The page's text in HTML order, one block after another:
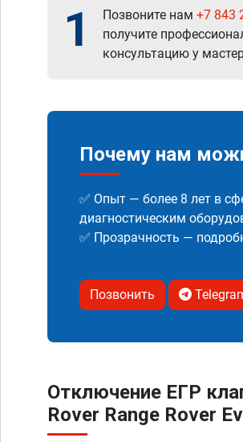
1 Позвоните нам +7 843
получите
консультацию у
Почему нам
✅ Опыт — более 8 лет в
диагностическим
✅ Прозрачность —
Позвонить
Отключение ЕГР
Rover Range Rover